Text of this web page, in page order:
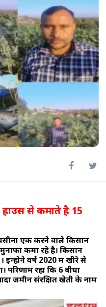
से कमाते है 15
एक करने वाले किसान
कमा रहे है। किसान
वर्ष 2020 में खीरे से
रहा कि 6 बीघा
जमीन संरक्षित खेती के नाम